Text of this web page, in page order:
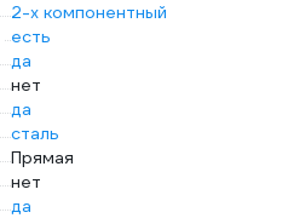
2-х компонентный
есть
да
нет
да
сталь
Прямая
нет
да